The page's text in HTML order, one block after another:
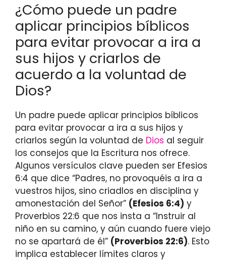
¿Cómo puede un padre
aplicar principios bíblicos
para evitar provocar a ira a
sus hijos y criarlos de
acuerdo a la voluntad de
Dios?
Un padre puede aplicar principios bíblicos
para evitar provocar a ira a sus hijos y
criarlos según la voluntad de Dios al seguir
los consejos que la Escritura nos ofrece.
Algunos versículos clave pueden ser Efesios
6:4 que dice “Padres, no provoquéis a ira a
vuestros hijos, sino criadlos en disciplina y
amonestación del Señor” (Efesios 6:4) y
Proverbios 22:6 que nos insta a “Instruir al
niño en su camino, y aún cuando fuere viejo
no se apartará de él” (Proverbios 22:6). Esto
implica establecer límites claros y